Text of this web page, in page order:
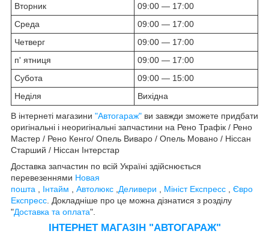
Вторник
09:00 — 17:00
Среда
09:00 — 17:00
Четверг
09:00 — 17:00
п' ятниця
09:00 — 17:00
Субота
09:00 — 15:00
Неділя
Вихідна
В інтернеті магазини "Автогараж" ви завжди зможете придбати
оригінальні і неоригінальні запчастини на Рено Трафік / Рено
Мастер / Рено Кенго/ Опель Виваро / Опель Мовано / Ніссан
Старший / Ніссан Інтерстар
Доставка запчастин по всій Україні здійснюється
перевезеннями Новая
пошта
Інтайм Автолюкс Деливери Мініст Експресс
Євро
Експресс . Докладніше про це можна дізнатися з розділу
"Доставка та оплата".
ІНТЕРНЕТ МАГАЗІН "АВТОГАРАЖ"